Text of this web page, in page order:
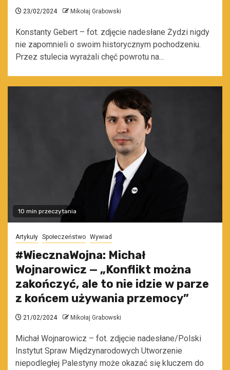
23/02/2024 Mikołaj Grabowski
Konstanty Gebert – fot. zdjęcie nadesłane Żydzi nigdy
nie zapomnieli o swoim historycznym pochodzeniu.
Przez stulecia wyrażali chęć powrotu na...
10 min przeczytania
Artykuły Społeczeństwo Wywiad
#WiecznaWojna: Michał
Wojnarowicz — „Konflikt można
zakończyć, ale to nie idzie w parze
z końcem używania przemocy”
21/02/2024 Mikołaj Grabowski
Michał Wojnarowicz – fot. zdjęcie nadesłane/Polski
Instytut Spraw Międzynarodowych Utworzenie
niepodległej Palestyny może okazać się kluczem do